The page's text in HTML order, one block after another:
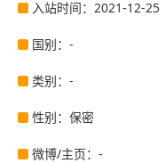
入站时间：2021-12-25
国别：-
类别：-
性别：保密
微博/主页：-